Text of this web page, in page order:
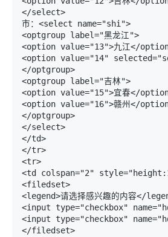
</select>
市：<select name="shi">
<optgroup label="黑龙江">
<option value="13">九江</
<option value="14"
</optgroup>
<optgroup label="吉林">
<option value="15">宜春</
<option value="16">赣州</
</optgroup>
</select>
</td>
</tr>
<tr>
<td colspan="2"
<filedset>
<legend>请选择感兴趣的内容</
<input type="checkbox"
<input type="checkbox"
</filedset>